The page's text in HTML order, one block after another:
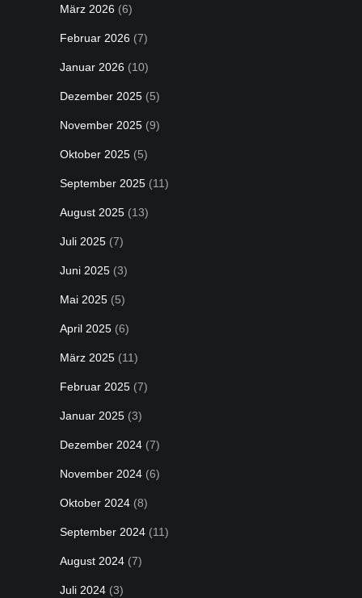
März 2026 (6)
Februar 2026 (7)
Januar 2026 (10)
Dezember 2025 (5)
November 2025 (9)
Oktober 2025 (5)
September 2025 (11)
August 2025 (13)
Juli 2025 (7)
Juni 2025 (3)
Mai 2025 (5)
April 2025 (6)
März 2025 (11)
Februar 2025 (7)
Januar 2025 (3)
Dezember 2024 (7)
November 2024 (6)
Oktober 2024 (8)
September 2024 (11)
August 2024 (7)
Juli 2024 (3)